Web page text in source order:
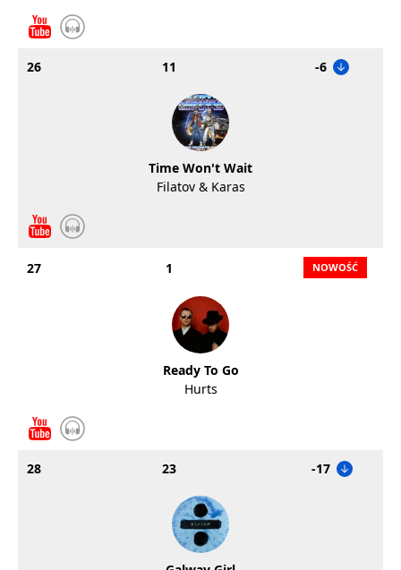
26 11 -6
Time Won't Wait
Filatov & Karas
27 1
Ready To Go
Hurts
28 23 -17